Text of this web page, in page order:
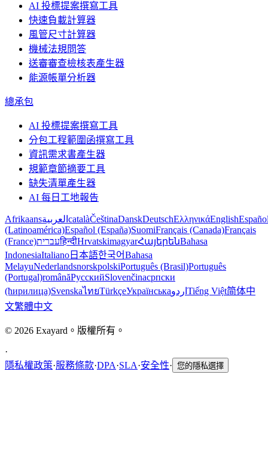
AI 投標提案撰寫工具
快速負載計算器
風管尺寸計算器
機械法規問答
送審審查檢核表產生器
能源帳單分析器
總承包
AI 投標提案撰寫工具
分包工程範圍函撰寫工具
資訊需求書產生器
規範章節摘要工具
缺失清單產生器
AI 每日工地報告
Afrikaansالعربية catalàČeštinaDanskDeutschΕλληνικάEnglish
(Latinoamérica)Español (España)SuomiFrançais (Canada)Français
(France)עבריתहिन्दीHrvatskimagyarՀայերենBahasa
IndonesiaItaliano 日本語한국어Bahasa
MelayuNederlandsnorskpolskiPortuguês (Brasil)Português
(Portugal)românăРусскийSlovenčinaсрпски
(ћирилица)SvenskaไทยTürkçeУкраїнськаاردو Tiếng Việt简体中
文繁體中文
© 2026 Exayard。版權所有。
·
隱私權政策·服務條款·DPA·SLA·安全性· 您的隱私選擇